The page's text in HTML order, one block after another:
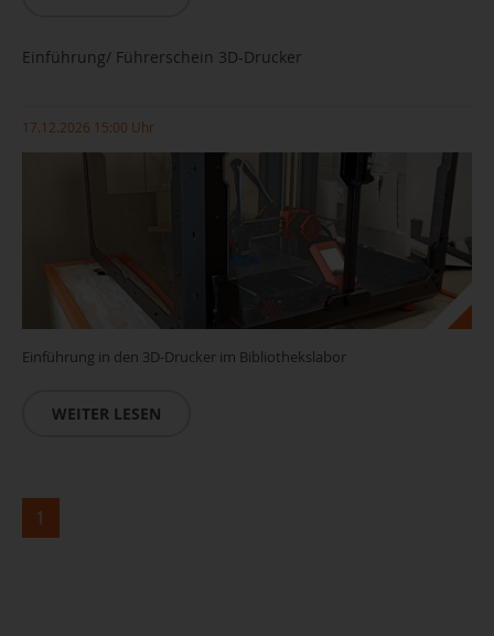
Einführung/ Führerschein 3D-Drucker
17.12.2026 15:00 Uhr
Einführung in den 3D-Drucker im Bibliothekslabor
WEITER LESEN
1